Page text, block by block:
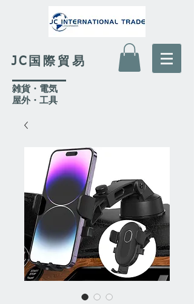
JC国際貿易
​雑貨・電気
​屋外・工具